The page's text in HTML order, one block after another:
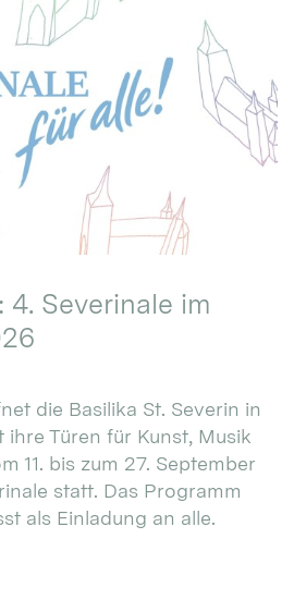
4. Severinale im
die Basilika St. Severin in
Türen für Kunst, Musik
11. bis zum 27. September
statt. Das Programm
als Einladung an alle.